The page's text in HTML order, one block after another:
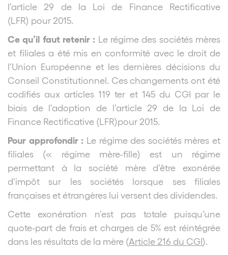
l’article 29 de la Loi de Finance Rectificative
(LFR) pour 2015.
Ce qu’il faut retenir : Le régime des sociétés mères
et filiales a été mis en conformité avec le droit de
l’Union Européenne et les dernières décisions du
Conseil Constitutionnel. Ces changements ont été
codifiés aux articles 119 ter et 145 du CGI par le
biais de l’adoption de l’article 29 de la Loi de
Finance Rectificative (LFR)pour 2015.
Pour approfondir : Le régime des sociétés mères et
filiales (« régime mère-fille) est un régime
permettant à la société mère d’être exonérée
d’impôt sur les sociétés lorsque ses filiales
françaises et étrangères lui versent des dividendes.
Cette exonération n’est pas totale puisqu’une
quote-part de frais et charges de 5% est réintégrée
dans les résultats de la mère (Article 216 du CGI).